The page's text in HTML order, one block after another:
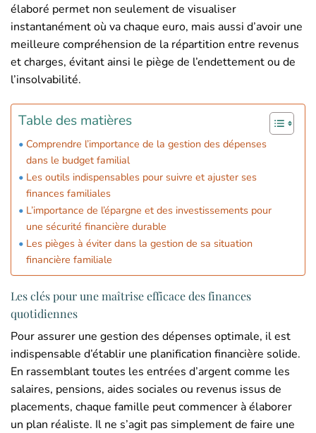
élaboré permet non seulement de visualiser
instantanément où va chaque euro, mais aussi d’avoir une
meilleure compréhension de la répartition entre revenus
et charges, évitant ainsi le piège de l’endettement ou de
l’insolvabilité.
Table des matières
Comprendre l’importance de la gestion des dépenses
dans le budget familial
Les outils indispensables pour suivre et ajuster ses
finances familiales
L’importance de l’épargne et des investissements pour
une sécurité financière durable
Les pièges à éviter dans la gestion de sa situation
financière familiale
Les clés pour une maîtrise efficace des finances
quotidiennes
Pour assurer une gestion des dépenses optimale, il est
indispensable d’établir une planification financière solide.
En rassemblant toutes les entrées d’argent comme les
salaires, pensions, aides sociales ou revenus issus de
placements, chaque famille peut commencer à élaborer
un plan réaliste. Il ne s’agit pas simplement de faire une